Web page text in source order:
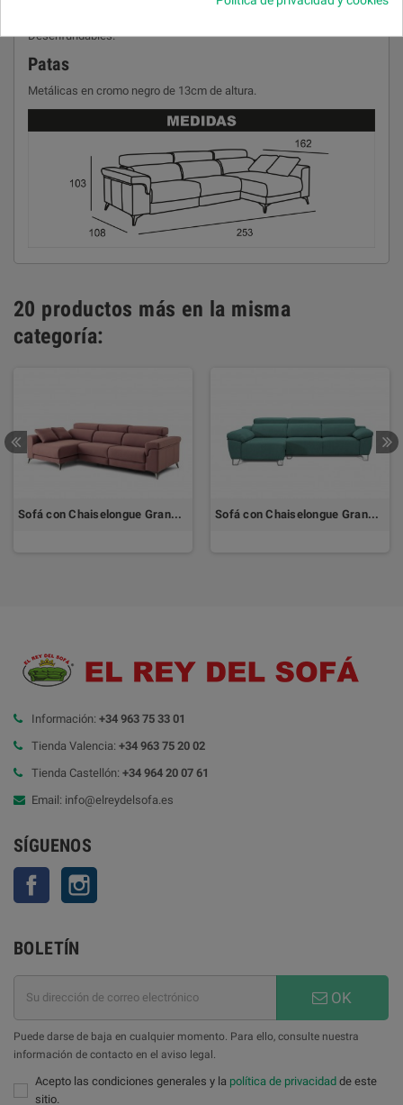
Almohada de respaldos,brazos y asientos
Desenfundables.
Patas
Metálicas en cromo negro de 13cm de altura.
20 productos más en la misma
categoría:
Sofá con Chaiselongue Grande DESCANSA by TOP TAPIZADOS Sofá con Chaiselongue Grande DALLAS
Información: +34 963 75 33 01
Tienda Valencia: +34 963 75 20 02
Tienda Castellón: +34 964 20 07 61
Email: info@elreydelsofa.es
SÍGUENOS
Facebook
BOLETÍN
OK
Puede darse de baja en cualquier momento. Para ello, consulte nuestra
información de contacto en el aviso legal.
Acepto las condiciones generales y la política de privacidad de este
sitio.